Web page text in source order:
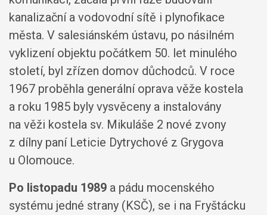
kanalizační a vodovodní sítě i plynofikace
města. V salesiánském ústavu, po násilném
vyklizení objektu počátkem 50. let minulého
století, byl zřízen domov důchodců. V roce
1967 proběhla generální oprava věže kostela
a roku 1985 byly vysvěceny a instalovány
na věži kostela sv. Mikuláše 2 nové zvony
z dílny paní Leticie Dytrychové z Grygova
u Olomouce.
Po listopadu 1989 a pádu mocenského
systému jedné strany (KSČ), se i na Fryštácku